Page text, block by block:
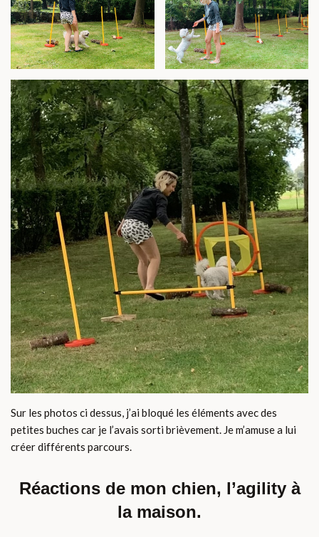
Sur les photos ci dessus, j’ai bloqué les éléments avec des
petites buches car je l’avais sorti brièvement. Je m’amuse a lui
créer différents parcours.
Réactions de mon chien, l’agility à
la maison.